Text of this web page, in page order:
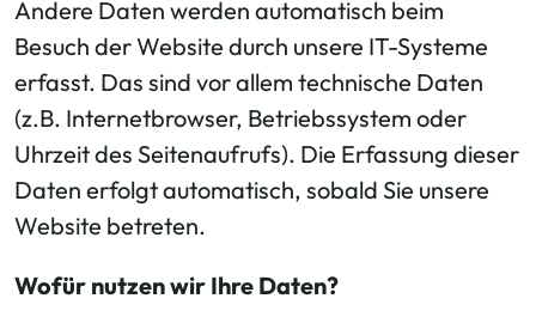
Andere Daten werden automatisch beim
Besuch der Website durch unsere IT-Systeme
erfasst. Das sind vor allem technische Daten
(z.B. Internetbrowser, Betriebssystem oder
Uhrzeit des Seitenaufrufs). Die Erfassung dieser
Daten erfolgt automatisch, sobald Sie unsere
Website betreten.
Wofür nutzen wir Ihre Daten?